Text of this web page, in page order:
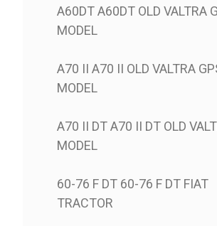
A60DT A60DT OLD VALTRA
MODEL
A70 II A70 II OLD VALTRA
MODEL
A70 II DT A70 II DT OLD
MODEL
60-76 F DT 60-76 F DT FIAT
TRACTOR